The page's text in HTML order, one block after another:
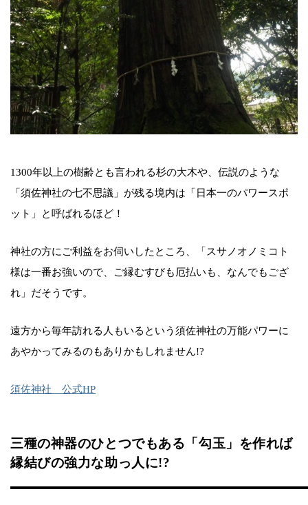
1300年以上の樹齢とも言われる杉の大木や、伝説のような
「須佐神社の七不思議」が残る境内は「日本一のパワースポ
ット」と呼ばれるほど！
神社の方にご利益をお伺いしたところ、「スサノオノミコト
様は一番お強いので、ご縁むすびも厄払いも、なんでもござ
れ」だそうです。
遠方から毎年訪れる人もいるという須佐神社の万能パワーに
あやかってみるのもありかもしれません!?
須佐神社 公式HP
三種の神器のひとつでもある「勾玉」を作れば
縁結びの強力な助っ人に!?